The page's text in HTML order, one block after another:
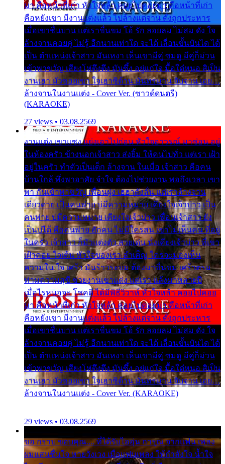
มา คือหน้าที่เก่า หัวใจหล้า คอยไปคอยมา คือหน้าที่เก่า
คือหยังเขา มีงานแต่งแล้ว ไปล้างแต่จาน ดั่งถูกประหาร
เมื่อเขาชื่นบาน แต่เราขื่นขม โอ้ รัก ลอยลม ไม่สม ดัง ใจ
ล้างจานคอยคู่ ไม่รู้ อีกนานเท่าใด จะได้ เลื่อนขั้นบันได ได้
เป็น ตำแหน่งเจ้าสาว มันเหงา เห็นเขามีคู่ ซมดู มีคู่ก็ม่วน
เข้าพาขวัญ เสียงโห่ตึงตึง มันซึ้ง อยู่แก่ใจ มื้อใด๋หนอ สิเป็น
งานเฮา มัวซอยเขา ใจเฮาซิด้าน มันทรมาน จับจาน เอย…
ล้างจานในงานแต่ง - Cover Ver. (ซาวด์ดนตรี)
(KARAOKE)
27 views • 03.08.2569
งานแต่ง เขาแซง แย่งเอาไปก่อน หัวใจอาวรณ์ มาซ่อน อยู่
ในห้องครัว ข้างนอกเจ้าสาว ส่งยิ้ม ให้คนไปทั่ว แต่เรา เฝ้า
อยู่ในครัว ทำตัวเป็นเด็ก ล้างจาน ในเมื่อ เจ้าสาว คือคน
บ้านใกล้ พึ่งพาอาศัย จำใจ ต้องไปช่วยงาน พอถึงเวลา เขา
พา กันเข้าพาขวัญ เพื่อนฝูง เฮฮาดังลั่น แต่เราล้างจาน
เดียวดาย เป็นคนพ่าย บ่มีความหมาย เคียงใจเจ้าบ่าว เป็น
คนพ่าย บ่มีความหมาย เคียงใจเจ้าบ่าว เพื่อนเจ้าสาว ยัง
เป็นบ่ได้ คือคนพ่าย ฮักคน ไม่มีใครสน เขาไม่เห็นคน ที่อยู่
ในครัว เจ้าสาว ก็มัวแต่งตัว สวยเด่น นั่งเคียงเจ้าบ่าว ที่เขา
เฝ้าคอย ใจเต้น หัวใจของเรา ลำเค็ญ ใครจะมองเห็น
ความใน ใจ เศร้า มันร้าวระบม ต้องมาขื่นขม เศร้าตรม
ท่ามความสุขี ช่วยงานเขาแต่ง แต่เรา แล้งมาหลายปี
เมื่อไรหนอจะ โชคดี ได้มีพิธีวิวาห์ หัวใจหล้า คอยไปคอย
มา คือหน้าที่เก่า หัวใจหล้า คอยไปคอยมา คือหน้าที่เก่า
คือหยังเขา มีงานแต่งแล้ว ไปล้างแต่จาน ดั่งถูกประหาร
เมื่อเขาชื่นบาน แต่เราขื่นขม โอ้ รัก ลอยลม ไม่สม ดัง ใจ
ล้างจานคอยคู่ ไม่รู้ อีกนานเท่าใด จะได้ เลื่อนขั้นบันได ได้
เป็น ตำแหน่งเจ้าสาว มันเหงา เห็นเขามีคู่ ซมดู มีคู่ก็ม่วน
เข้าพาขวัญ เสียงโห่ตึงตึง มันซึ้ง อยู่แก่ใจ มื้อใด๋หนอ สิเป็น
งานเฮา มัวซอยเขา ใจเฮาซิด้าน มันทรมาน จับจาน เอย…
ล้างจานในงานแต่ง - Cover Ver. (KARAOKE)
29 views • 03.08.2569
ขอ กราบ ขอบคุณ.... ที่ได้รับไออุ่น การุณ จากแฟน เพลง
ผมแสนชื่นใจ หายวังเวง เมื่อแฟนเพลง ให้กำลังใจ น้ำใจ